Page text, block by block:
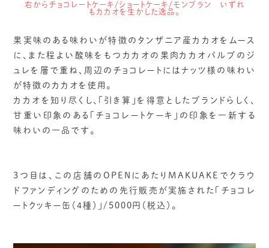
右からチョコレートケーキ/ショートケーキ/モンブラン いずれ
もカカオを生かした逸品。
果実味のある味わいが特徴のタンザニア産カカオをムース
に、また程よい酸味をもつカカオの果肉カカオパルプのジ
ュレを層で重ね、周辺のチョコレートにはナッツ様の味わい
が特徴のカカオを使用。
カカオを知り尽くし、「引き算」を得意としたブランドらしく、
甘重い印象のある「チョコレートケーキ」の印象を一新する
味わいの一品です。
3つ目は、この店舗のOPENにあたりMAKUAKEでクラウ
ドファンディングのための先行販売が実施された「チョコレ
ートクッキー缶（4種）」/5000円（税込）。